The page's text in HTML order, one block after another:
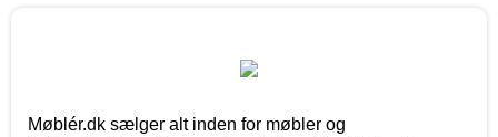
Møblér.dk sælger alt inden for møbler og